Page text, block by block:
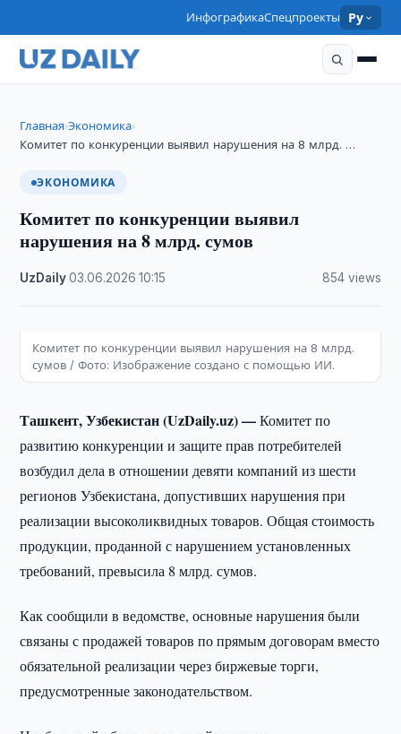
ИнфографикаСпецпроекты Ру
Главная›Экономика›
Комитет по конкуренции выявил нарушения на 8 млрд. …
ЭКОНОМИКА
Комитет по конкуренции выявил
нарушения на 8 млрд. сумов
UzDaily·03.06.2026 ·10:15 854 views
Комитет по конкуренции выявил нарушения на 8 млрд.
сумов / Фото: Изображение создано с помощью ИИ.
Ташкент, Узбекистан (UzDaily.uz) —Комитет по
развитию конкуренции и защите прав потребителей
возбудил дела в отношении девяти компаний из шести
регионов Узбекистана, допустивших нарушения при
реализации высоколиквидных товаров. Общая стоимость
продукции, проданной с нарушением установленных
требований, превысила 8 млрд. сумов.
Как сообщили в ведомстве, основные нарушения были
связаны с продажей товаров по прямым договорам вместо
обязательной реализации через биржевые торги,
предусмотренные законодательством.